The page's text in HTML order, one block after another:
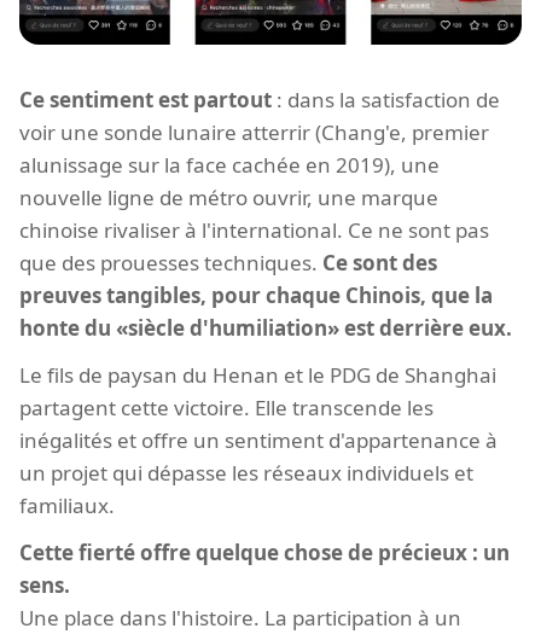
Ce sentiment est partout : dans la satisfaction de
voir une sonde lunaire atterrir (Chang'e, premier
alunissage sur la face cachée en 2019), une
nouvelle ligne de métro ouvrir, une marque
chinoise rivaliser à l'international. Ce ne sont pas
que des prouesses techniques. Ce sont des
preuves tangibles, pour chaque Chinois, que la
honte du «siècle d'humiliation» est derrière eux.
Le fils de paysan du Henan et le PDG de Shanghai
partagent cette victoire. Elle transcende les
inégalités et offre un sentiment d'appartenance à
un projet qui dépasse les réseaux individuels et
familiaux.
Cette fierté offre quelque chose de précieux : un
sens.
Une place dans l'histoire. La participation à un